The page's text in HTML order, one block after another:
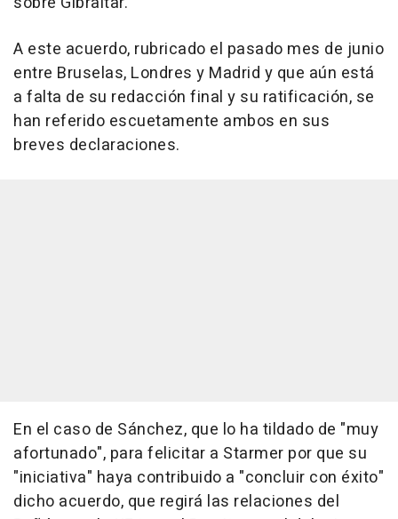
A este acuerdo, rubricado el pasado mes de junio
entre Bruselas, Londres y Madrid y que aún está
a falta de su redacción final y su ratificación, se
han referido escuetamente ambos en sus
breves declaraciones.
En el caso de Sánchez, que lo ha tildado de "muy
afortunado", para felicitar a Starmer por que su
"iniciativa" haya contribuido a "concluir con éxito"
dicho acuerdo, que regirá las relaciones del